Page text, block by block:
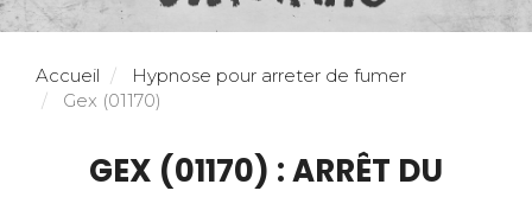
Accueil
Hypnose pour arreter de fumer
Gex (01170)
GEX (01170) : ARRÊT DU